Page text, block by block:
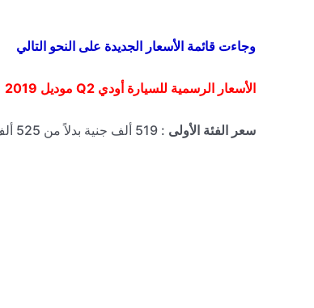
وجاءت قائمة الأسعار الجديدة على النحو التالي
الأسعار الرسمية للسيارة أودي Q2 موديل 2019
سعر الفئة الأولى : 519 ألف جنية بدلاً من 525 ألف جنية